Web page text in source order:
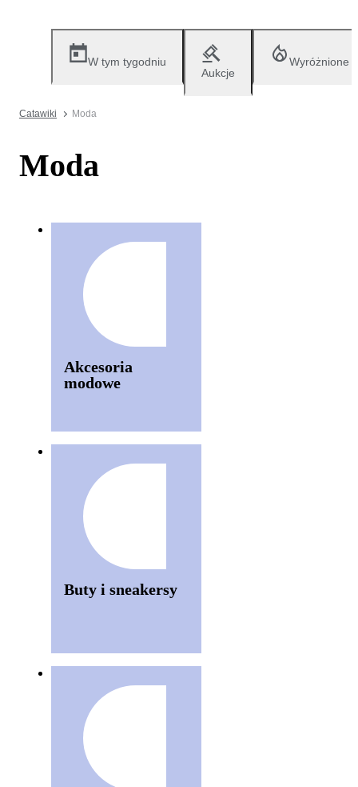
W tym tygodniu
Aukcje
Wyróżnione
Catawiki Moda
Moda
Akcesoria
modowe
Buty i sneakersy